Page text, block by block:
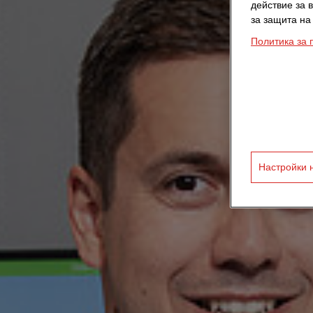
действие
за защита на
Политика за
Настройки